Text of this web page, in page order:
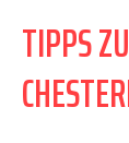
TIPPS